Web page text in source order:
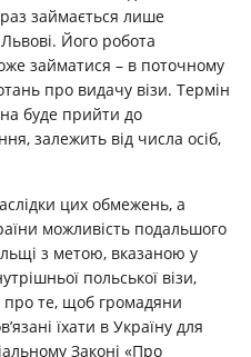
займається лише
Його робота
займатися – в поточному
про видачу візи. Термін
буде прийти до
залежить від числа осіб,
цих обмежень, а
можливість подальшого
з метою, вказаною у
польської візи,
те, щоб громадяни
їхати в Україну для
Законі «Про